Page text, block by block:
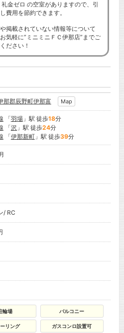
礼金ゼロ の空室がありますので、引
費用を節約できます。
掲載されていない情報等について
気軽に”ミニミニＦＣ伊那店”までご
ださい！
那郡辰野町伊那富 Map
「羽場」駅 徒歩18分
「沢 」駅 徒歩24分
「伊那新町」駅 徒歩39分
/ RC
輪場 バルコニー
リング ガスコンロ設置可